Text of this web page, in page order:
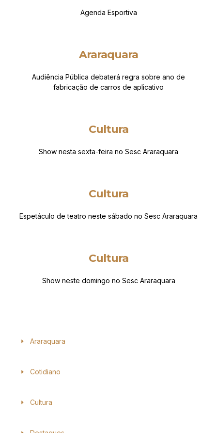
Agenda Esportiva
Araraquara
Audiência Pública debaterá regra sobre ano de
fabricação de carros de aplicativo
Cultura
Show nesta sexta-feira no Sesc Araraquara
Cultura
Espetáculo de teatro neste sábado no Sesc Araraquara
Cultura
Show neste domingo no Sesc Araraquara
Araraquara
Cotidiano
Cultura